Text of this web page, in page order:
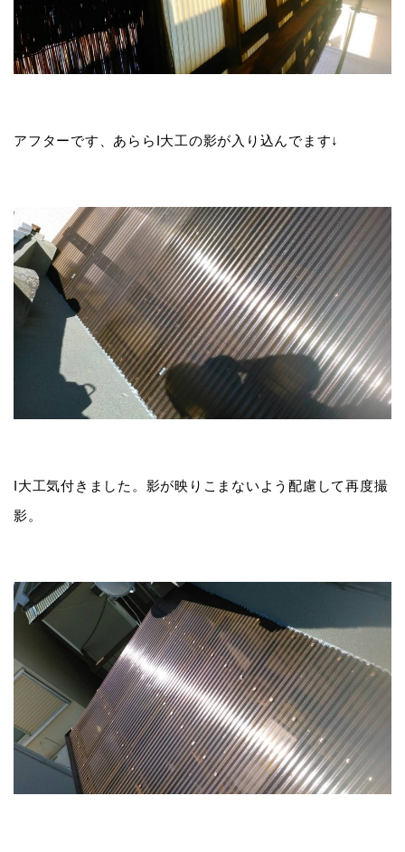
アフターです、あららI大工の影が入り込んでます↓
I大工気付きました。影が映りこまないよう配慮して再度撮
影。